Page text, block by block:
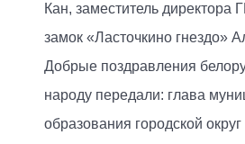
Кан, заместитель директора
замок «Ласточкино гнездо»
Добрые поздравления
народу передали: глава
образования городской